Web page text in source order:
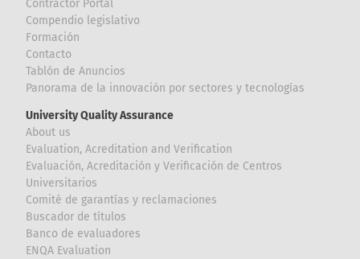
Contractor Portal
Compendio legislativo
Formación
Contacto
Tablón de Anuncios
Panorama de la innovación por sectores y tecnologías
University Quality Assurance
About us
Evaluation, Acreditation and Verification
Evaluación, Acreditación y Verificación de Centros
Universitarios
Comité de garantías y reclamaciones
Buscador de títulos
Banco de evaluadores
ENQA Evaluation